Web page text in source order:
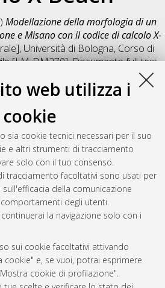
web utilizza i
cookie
sia cookie tecnici necessari per il suo
e altri strumenti di tracciamento
solo con il tuo consenso.
tracciamento facoltativi sono usati per
della comunicazione
degli utenti.
la navigazione solo con i
sui cookie facoltativi attivando
cookie" e, se vuoi, potrai esprimere
cookie di profilazione".
Modellazione della morfologia di un
e Misano con il codice di calcolo X-
Università di Bologna, Corso di
[LM-DM270], Documento full-text
Condividi
per scelta dell'autore. (
del documento: